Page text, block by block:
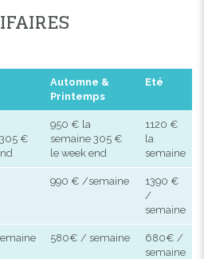
Automne &
Printemps
Eté
€
950 € la
semaine 305 €
le week end
1120 €
la
semaine
990 € /semaine
1390 €
/
semaine
580€ / semaine
680€ /
semaine